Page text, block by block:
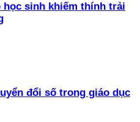
học sinh khiếm thính trải
đổi số trong giáo dục